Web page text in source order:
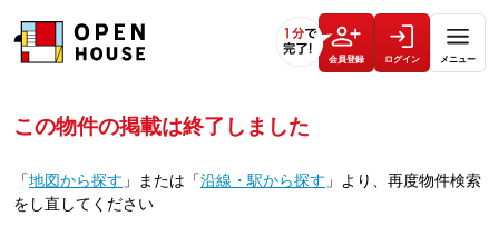
会員登録 ログイン メニュー
この物件の掲載は終了しました
「地図から探す 」 または 「沿線・駅から探す 」 より、再度物件検索
をし直してください